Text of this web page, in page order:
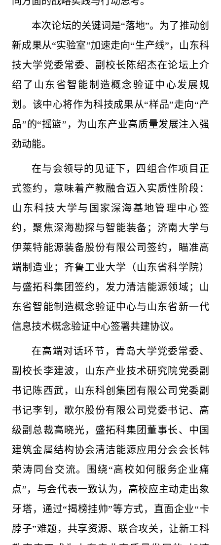
本次论坛的关键词是“落地”。为了推动创
新成果从“实验室”加速走向“生产线”，山东科
技大学党委常委、副校长陈绍杰在论坛上介
绍了山东省智能制造概念验证中心发展规
划。该中心将作为科技成果从“样品”走向“产
品”的“摇篮”，为山东产业高质量发展注入强
劲动能。
在与会领导的见证下，四组合作项目正
式签约，意味着产教融合迈入实质性阶段：
山东科技大学与国家深海基地管理中心签
约，聚焦深海勘探与智能装备；济南大学与
伊莱特能源装备股份有限公司签约，瞄准高
端制造业；齐鲁工业大学（山东省科学院）
与盛拓科集团签约，发力清洁能源领域；山
东省智能制造概念验证中心与山东省新一代
信息技术概念验证中心签署共建协议。
在高端对话环节，青岛大学党委常委、
副校长李建波，山东产业技术研究院党委副
书记陈西武，山东科创集团有限公司党委副
书记李钊，歌尔股份有限公司党委书记、高
级副总裁高晓光，盛拓科集团董事长、中国
建筑金属结构协会清洁能源应用分会会长韩
荣涛同台交流。围绕“高校如何服务企业痛
点”，与会代表一致认为，高校应主动走出象
牙塔，通过“揭榜挂帅”等方式，直面企业“卡
脖子”难题，共享资源、联合攻关，让新工科